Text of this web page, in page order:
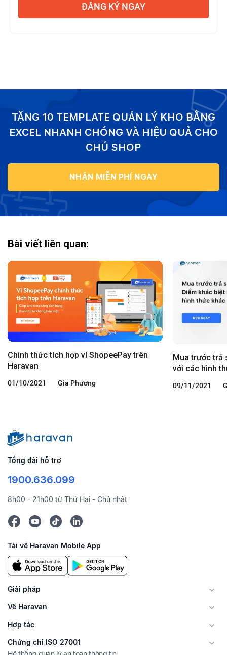
ĐĂNG KÝ NGAY
TẶNG 10 TEMPLATE QUẢN LÝ KHO BẰNG
EXCEL NHANH CHÓNG VÀ HIỆU QUẢ CHO
CHỦ SHOP
NHẬN MIỄN PHÍ NGAY
Bài viết liên quan:
Chính thức tích hợp ví ShopeePay trên
Haravan
01/10/2021 Gia Phương
Mua trước trả
với các hình
09/11/2021
Tổng đài hỗ trợ
1900.636.099
8h00 - 21h00 từ Thứ Hai - Chủ nhật
Tải về Haravan Mobile App
Giải pháp
Về Haravan
Hợp tác
Chứng chỉ ISO 27001